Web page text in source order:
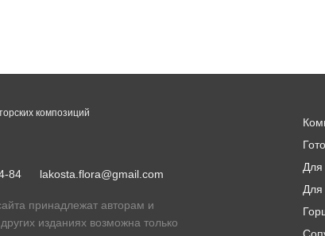
84 lakosta.flora@gmail.com
принадлежат авторам и
изданиях возможна только
Для